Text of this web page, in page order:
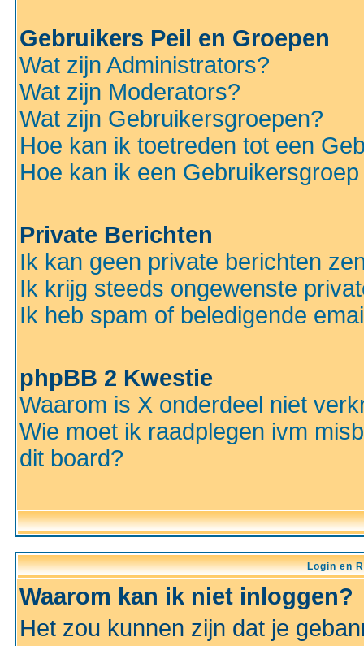
Gebruikers Peil en Groepen
Wat zijn Administrators?
Wat zijn Moderators?
Wat zijn Gebruikersgroepen?
Hoe kan ik toetreden tot een
Hoe kan ik een
Private Berichten
Ik kan geen private berichten
Ik krijg steeds ongewenste
Ik heb spam of beledigende
phpBB 2 Kwestie
Waarom is X onderdeel niet
Wie moet ik raadplegen ivm
dit board?
Login en
Waarom kan ik niet inloggen?
Het zou kunnen zijn dat je